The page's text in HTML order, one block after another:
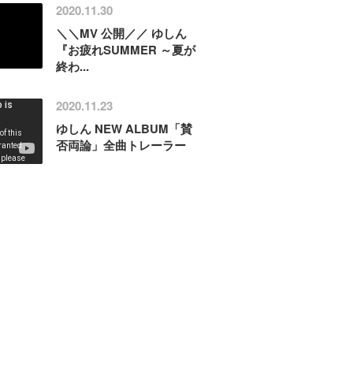
2020.11.30
＼＼MV 公開／／ ゆしん
『お疲れSUMMER ～夏が
終わ...
2020.11.23
ゆしん NEW ALBUM「賛
否両論」全曲トレーラー